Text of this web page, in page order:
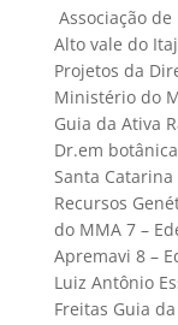
 Associação
Alto vale do
Projetos da
Ministério do
Guia da Ativa
Dr.em
Santa
Recursos
do MMA 7 –
Apremavi 8 –
Luiz Antônio
Freitas Guia